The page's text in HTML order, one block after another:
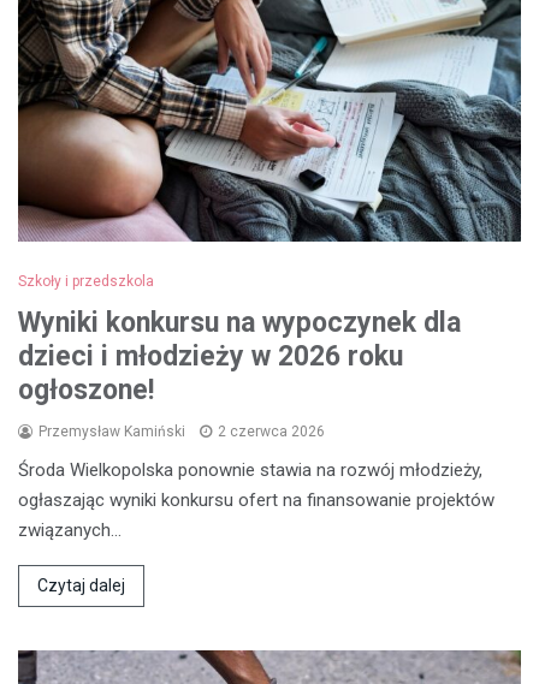
Szkoły i przedszkola
Wyniki konkursu na wypoczynek dla
dzieci i młodzieży w 2026 roku
ogłoszone!
Przemysław Kamiński 2 czerwca 2026
Środa Wielkopolska ponownie stawia na rozwój młodzieży,
ogłaszając wyniki konkursu ofert na finansowanie projektów
związanych…
Czytaj dalej